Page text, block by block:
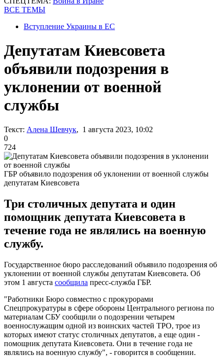
ВСЕ ТЕМЫ
Вступление Украины в ЕС
Депутатам Киевсовета
объявили подозрения в
уклонении от военной
службы
Текст: Алена Шевчук, 1 августа 2023, 10:02
0
724
ГБР объявило подозрения об уклонении от военной службы
депутатам Киевсовета
Три столичных депутата и один
помощник депутата Киевсовета в
течение года не являлись на военную
службу.
Государственное бюро расследований объявило подозрения об
уклонении от военной службы депутатам Киевсовета. Об
этом 1 августа сообщила пресс-служба ГБР.
"Работники Бюро совместно с прокурорами
Спецпрокуратуры в сфере обороны Центрального региона по
материалам СБУ сообщили о подозрении четырем
военнослужащим одной из воинских частей ТРО, трое из
которых имеют статус столичных депутатов, а еще один -
помощник депутата Киевсовета. Они в течение года не
являлись на военную службу", - говорится в сообщении.